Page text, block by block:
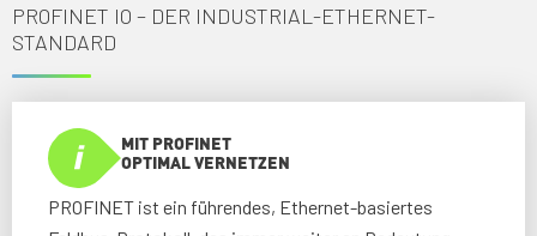
PROFINET IO – DER INDUSTRIAL-ETHERNET-
STANDARD
MIT PROFINET
OPTIMAL VERNETZEN
PROFINET ist ein führendes, Ethernet-basiertes